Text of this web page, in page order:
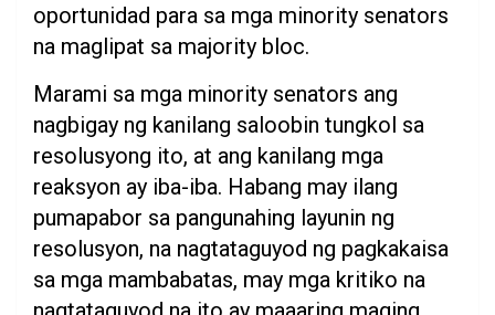
oportunidad para sa mga minority senators
na maglipat sa majority bloc.
Marami sa mga minority senators ang
nagbigay ng kanilang saloobin tungkol sa
resolusyong ito, at ang kanilang mga
reaksyon ay iba-iba. Habang may ilang
pumapabor sa pangunahing layunin ng
resolusyon, na nagtataguyod ng pagkakaisa
sa mga mambabatas, may mga kritiko na